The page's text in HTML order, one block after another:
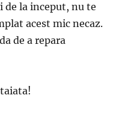
la inceput, nu te
acest mic necaz.
de a repara